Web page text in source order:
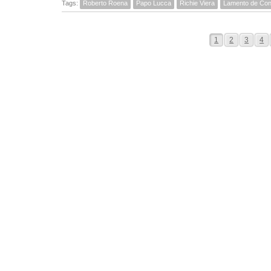
Tags: Roberto Roena Papo Lucca Richie Viera Lamento de
1 2 3 4